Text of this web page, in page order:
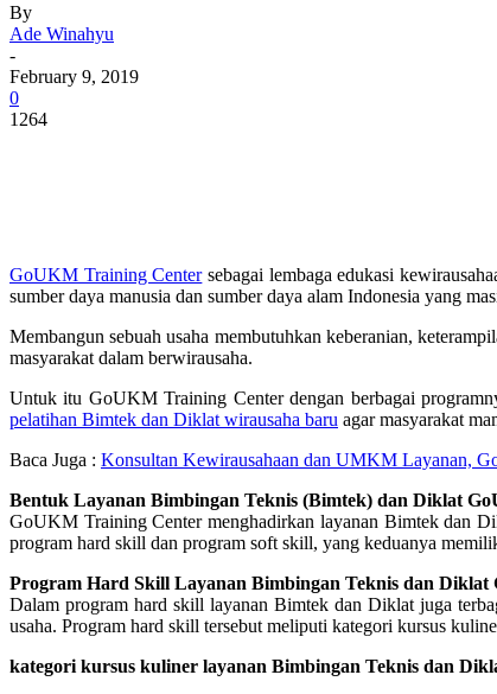
By
Ade Winahyu
-
February 9, 2019
0
1264
GoUKM Training Centersebagai lembaga edukasi
sumber daya manusia dan sumber daya alam Indonesia yang
Membangun sebuah usaha membutuhkan keberanian,
masyarakat dalam berwirausaha.
Untuk itu GoUKM Training Center dengan berbagai
pelatihan Bimtek dan Diklat wirausaha baru agar masyarakat
Baca Juga : Konsultan Kewirausahaan dan UMKM Layanan,
Bentuk Layanan Bimbingan Teknis (Bimtek) dan Diklat
GoUKM Training Center menghadirkan layanan Bimtek dan
program hard skill dan program soft skill, yang keduanya
Program Hard Skill Layanan Bimbingan Teknis dan
Dalam program hard skill layanan Bimtek dan Diklat juga
usaha. Program hard skill tersebut meliputi kategori kursus
kategori kursus kuliner layanan Bimbingan Teknis dan